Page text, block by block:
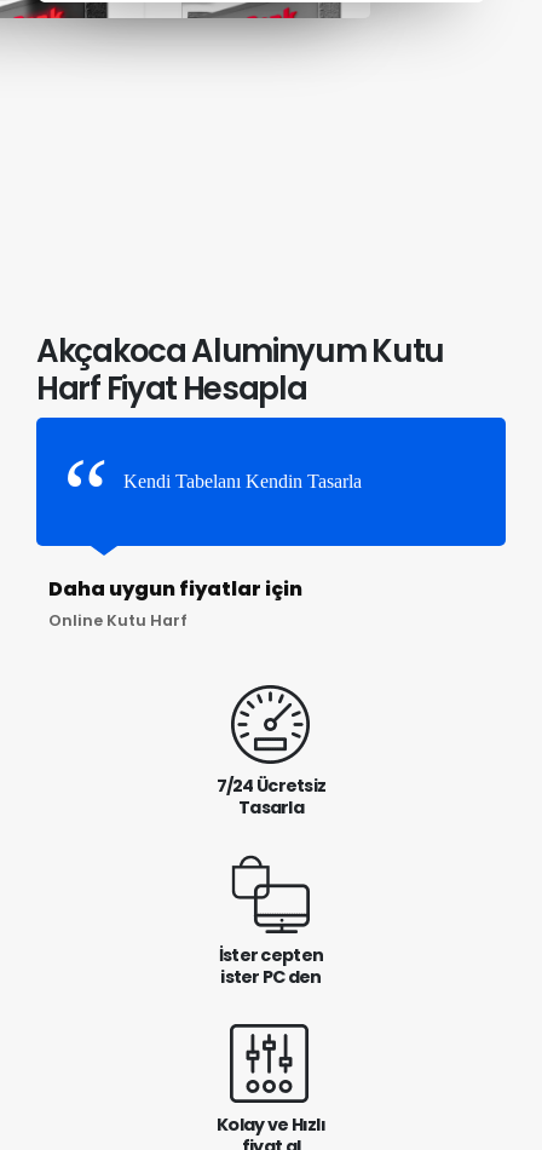
Akçakoca Aluminyum Kutu
Harf Fiyat Hesapla
Kendi Tabelanı Kendin Tasarla
Daha uygun fiyatlar için
Online Kutu Harf
7/24 Ücretsiz
Tasarla
İster cepten
ister PC den
Kolay ve Hızlı